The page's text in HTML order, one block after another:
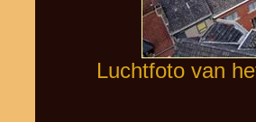
Luchtfoto van